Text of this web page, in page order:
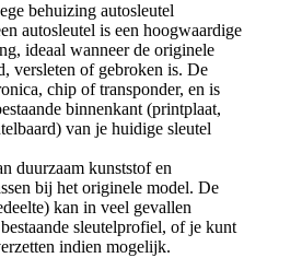
behuizing autosleutel
autosleutel is een hoogwaardige
ideaal wanneer de originele
versleten of gebroken is. De
chip of transponder, en is
binnenkant (printplaat,
van je huidige sleutel
duurzaam kunststof en
bij het originele model. De
kan in veel gevallen
sleutelprofiel, of je kunt
indien mogelijk.